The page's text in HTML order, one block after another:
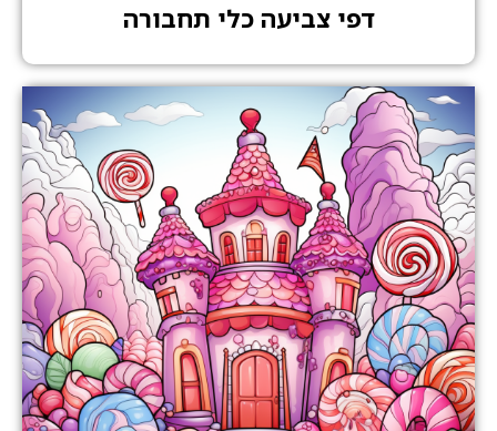
דפי צביעה כלי תחבורה